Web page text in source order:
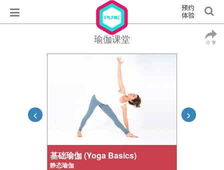
瑜伽课堂
基础瑜伽 (Yoga Basics)
静态瑜伽